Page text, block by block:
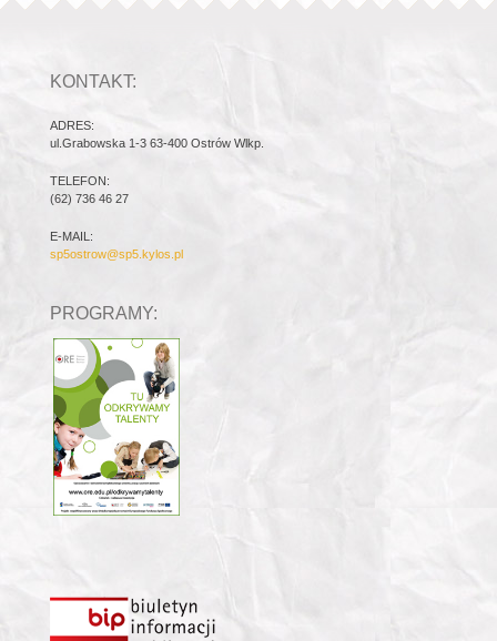
KONTAKT:
ADRES:
ul.Grabowska 1-3 63-400 Ostrów Wlkp.
TELEFON:
(62) 736 46 27
E-MAIL:
sp5ostrow@sp5.kylos.pl
PROGRAMY: